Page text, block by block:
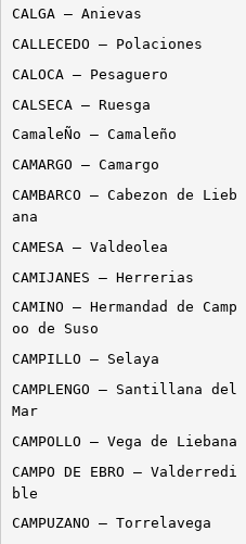
CALGA – Anievas
CALLECEDO – Polaciones
CALOCA – Pesaguero
CALSECA – Ruesga
CamaleÑo – Camaleño
CAMARGO – Camargo
CAMBARCO – Cabezon de Lieb
ana
CAMESA – Valdeolea
CAMIJANES – Herrerias
CAMINO – Hermandad de Camp
oo de Suso
CAMPILLO – Selaya
CAMPLENGO – Santillana del
Mar
CAMPOLLO – Vega de Liebana
CAMPO DE EBRO – Valderredi
ble
CAMPUZANO – Torrelavega